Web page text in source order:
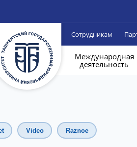
Сотрудникам
Международная
деятельность
Video Raznoe